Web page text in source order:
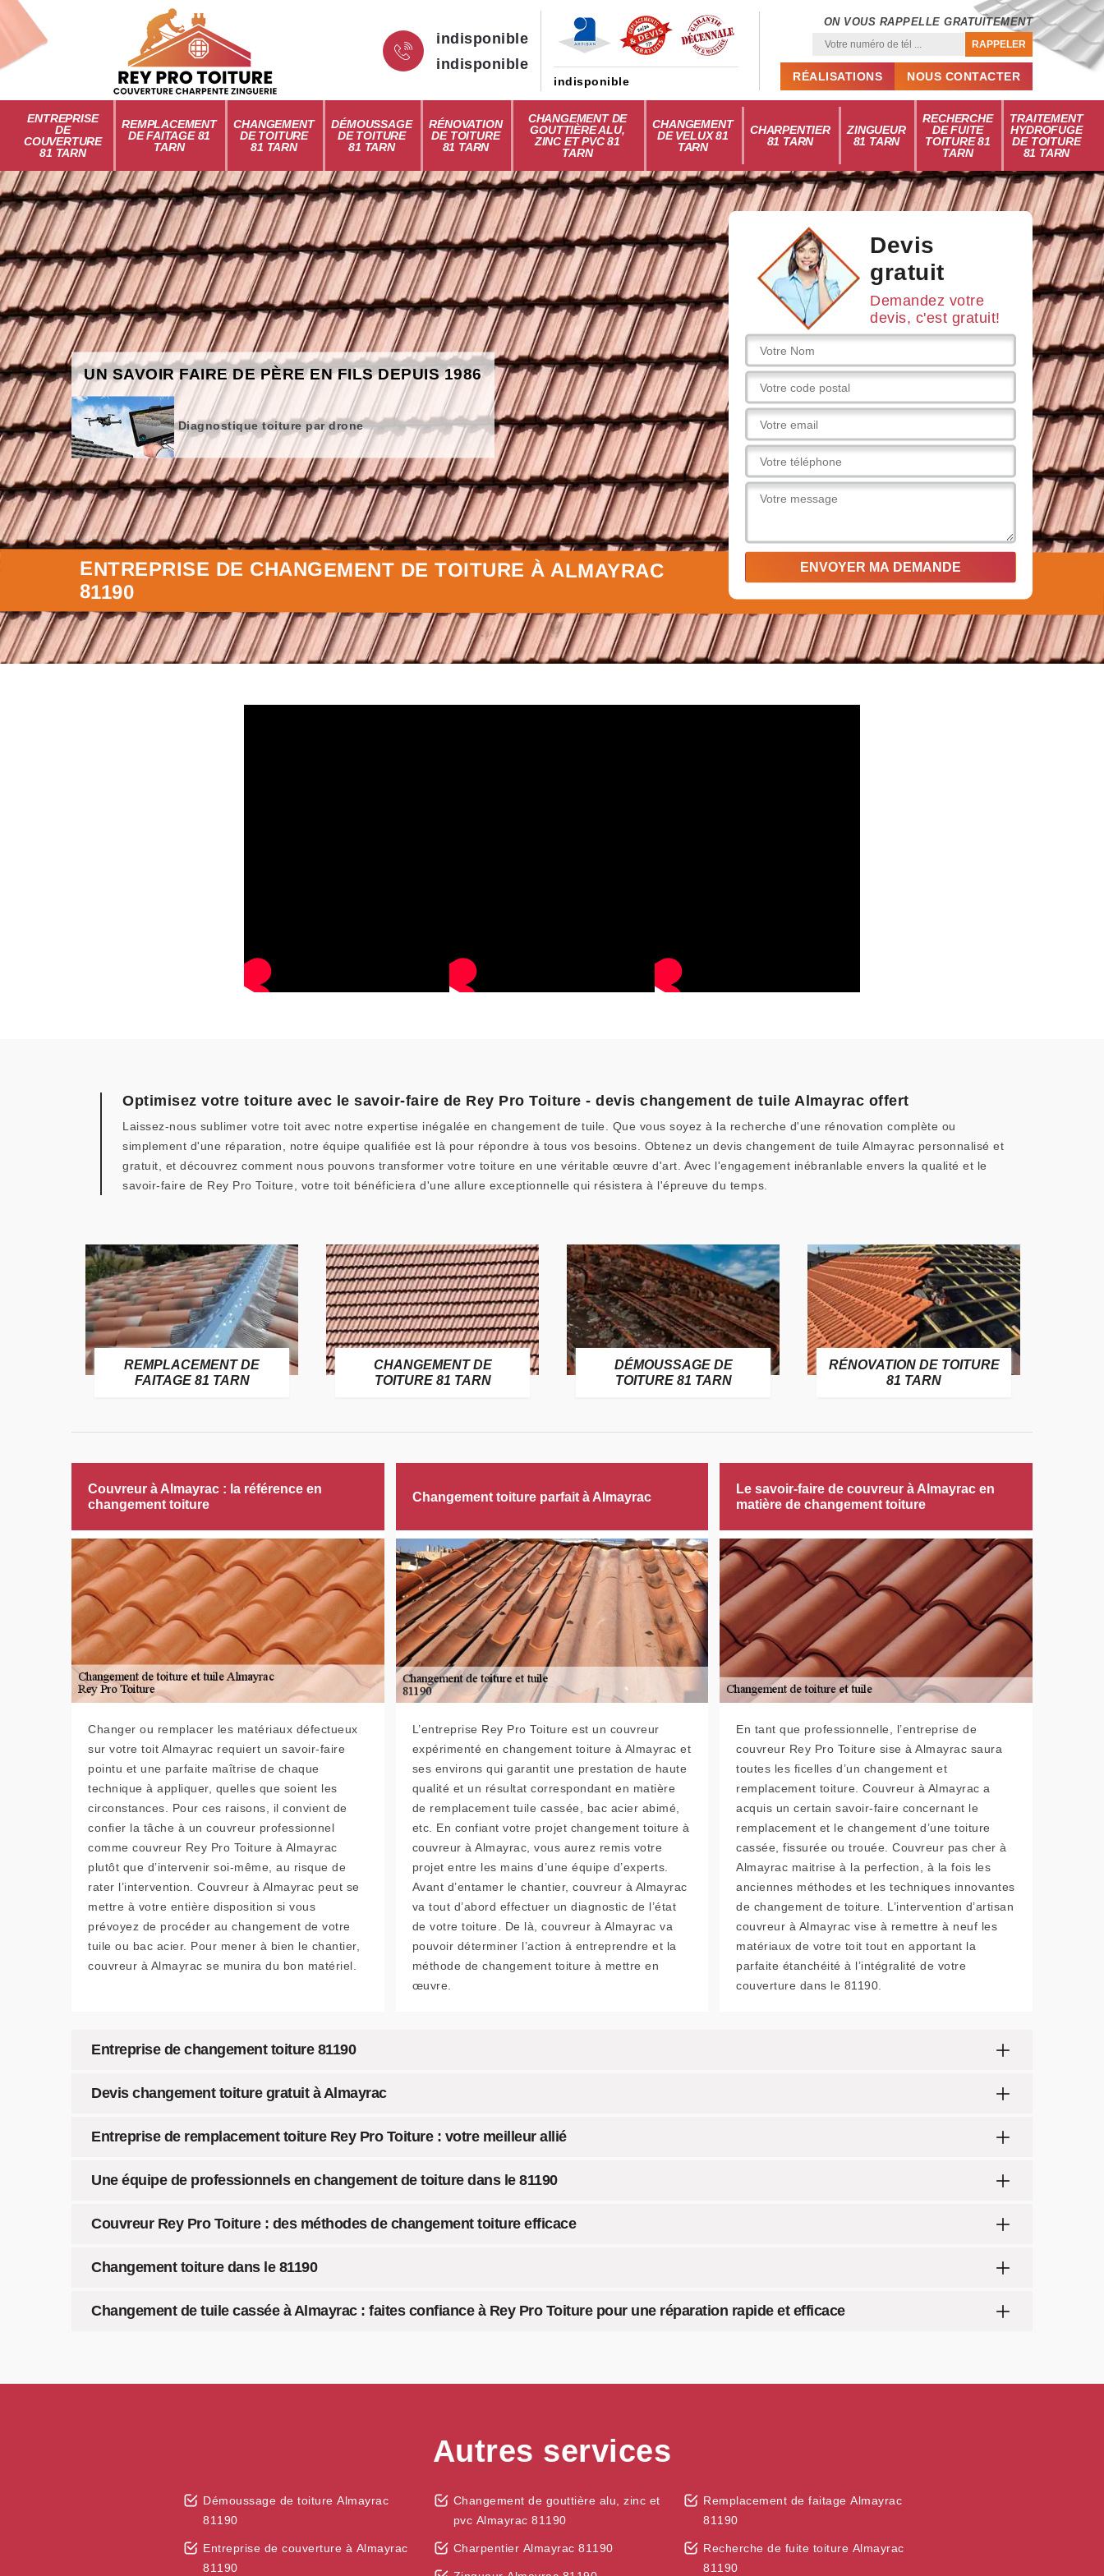
indisponible
indisponible
indisponible
ON VOUS RAPPELLE GRATUITEMENT
RÉALISATIONS NOUS CONTACTER
ENTREPRISE
DE
COUVERTURE
81 TARN
REMPLACEMENT
DE FAITAGE 81
TARN
CHANGEMENT
DE TOITURE
81 TARN
DÉMOUSSAGE
DE TOITURE
81 TARN
RÉNOVATION
DE TOITURE
81 TARN
CHANGEMENT DE
GOUTTIÈRE ALU,
ZINC ET PVC 81
TARN
CHANGEMENT
DE VELUX 81
TARN
CHARPENTIER
81 TARN
ZINGUEUR
81 TARN
RECHERCHE
DE FUITE
TOITURE 81
TARN
TRAITEMENT
HYDROFUGE
DE TOITURE
81 TARN
UN SAVOIR FAIRE DE PÈRE EN FILS DEPUIS 1986
Diagnostique toiture par drone
Devis
gratuit
Demandez votre
devis, c'est gratuit!
ENTREPRISE DE CHANGEMENT DE TOITURE À ALMAYRAC
81190
Optimisez votre toiture avec le savoir-faire de Rey Pro Toiture - devis changement de tuile Almayrac offert
Laissez-nous sublimer votre toit avec notre expertise inégalée en changement de tuile. Que vous soyez à la recherche d'une rénovation complète ou
simplement d'une réparation, notre équipe qualifiée est là pour répondre à tous vos besoins. Obtenez un devis changement de tuile Almayrac personnalisé et
gratuit, et découvrez comment nous pouvons transformer votre toiture en une véritable œuvre d'art. Avec l'engagement inébranlable envers la qualité et le
savoir-faire de Rey Pro Toiture, votre toit bénéficiera d'une allure exceptionnelle qui résistera à l'épreuve du temps.
REMPLACEMENT DE
FAITAGE 81 TARN
CHANGEMENT DE
TOITURE 81 TARN
DÉMOUSSAGE DE
TOITURE 81 TARN
RÉNOVATION DE TOITURE
81 TARN
Couvreur à Almayrac : la référence en
changement toiture
Changer ou remplacer les matériaux défectueux
sur votre toit Almayrac requiert un savoir-faire
pointu et une parfaite maîtrise de chaque
technique à appliquer, quelles que soient les
circonstances. Pour ces raisons, il convient de
confier la tâche à un couvreur professionnel
comme couvreur Rey Pro Toiture à Almayrac
plutôt que d’intervenir soi-même, au risque de
rater l’intervention. Couvreur à Almayrac peut se
mettre à votre entière disposition si vous
prévoyez de procéder au changement de votre
tuile ou bac acier. Pour mener à bien le chantier,
couvreur à Almayrac se munira du bon matériel.
Changement toiture parfait à Almayrac
L’entreprise Rey Pro Toiture est un couvreur
expérimenté en changement toiture à Almayrac et
ses environs qui garantit une prestation de haute
qualité et un résultat correspondant en matière
de remplacement tuile cassée, bac acier abimé,
etc. En confiant votre projet changement toiture à
couvreur à Almayrac, vous aurez remis votre
projet entre les mains d’une équipe d’experts.
Avant d’entamer le chantier, couvreur à Almayrac
va tout d’abord effectuer un diagnostic de l’état
de votre toiture. De là, couvreur à Almayrac va
pouvoir déterminer l’action à entreprendre et la
méthode de changement toiture à mettre en
œuvre.
Le savoir-faire de couvreur à Almayrac en
matière de changement toiture
En tant que professionnelle, l’entreprise de
couvreur Rey Pro Toiture sise à Almayrac saura
toutes les ficelles d’un changement et
remplacement toiture. Couvreur à Almayrac a
acquis un certain savoir-faire concernant le
remplacement et le changement d’une toiture
cassée, fissurée ou trouée. Couvreur pas cher à
Almayrac maitrise à la perfection, à la fois les
anciennes méthodes et les techniques innovantes
de changement de toiture. L’intervention d’artisan
couvreur à Almayrac vise à remettre à neuf les
matériaux de votre toit tout en apportant la
parfaite étanchéité à l’intégralité de votre
couverture dans le 81190.
Entreprise de changement toiture 81190
Devis changement toiture gratuit à Almayrac
Entreprise de remplacement toiture Rey Pro Toiture : votre meilleur allié
Une équipe de professionnels en changement de toiture dans le 81190
Couvreur Rey Pro Toiture : des méthodes de changement toiture efficace
Changement toiture dans le 81190
Changement de tuile cassée à Almayrac : faites confiance à Rey Pro Toiture pour une réparation rapide et efficace
Autres services
Démoussage de toiture Almayrac
81190
Entreprise de couverture à Almayrac
81190
Changement de gouttière alu, zinc et
pvc Almayrac 81190
Charpentier Almayrac 81190
Remplacement de faitage Almayrac
81190
Recherche de fuite toiture Almayrac
81190